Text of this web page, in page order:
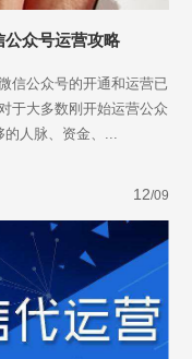
众号运营攻略
信公众号的开通和运营已
于大多数刚开始运营公众
的人脉、资金、...
12/09